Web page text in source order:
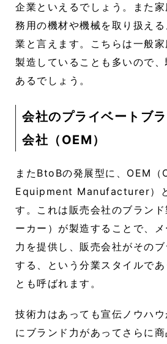
企業といえるでしょう。また
務用の機材や機械を取り扱え
業と言えます。こちらは一般
製造していることも多いので
あるでしょう。
会社のプライベートブ
会社（OEM）
またBtoBの発展型に、OEM
Equipment Manufacturer）
す。これは販売会社のブラン
ーカー）が製造することで、
力を提供し、販売会社がその
する、という分業スタイルで
とも呼ばれます。
技術力はあっても宣伝ノウハ
にブランド力があってさらに